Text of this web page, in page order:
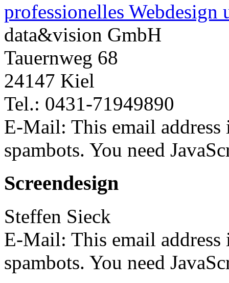
professionelles
data&vision GmbH
Tauernweg 68
24147 Kiel
Tel.: 0431-71949890
E-Mail: This email
spambots. You need
Screendesign
Steffen Sieck
E-Mail: This email
spambots. You need